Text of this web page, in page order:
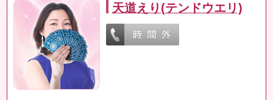
天道えり(テンドウエリ)